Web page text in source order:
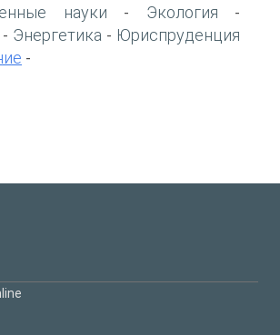
науки - Экология -
- Энергетика - Юриспруденция
-